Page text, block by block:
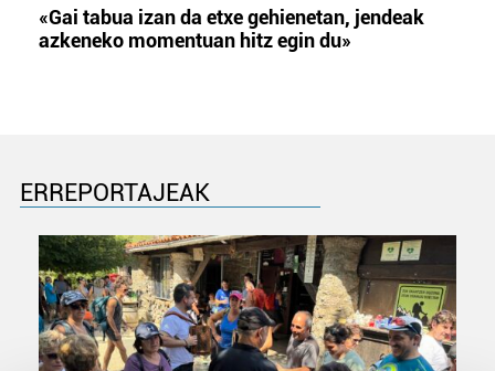
«Gai tabua izan da etxe gehienetan, jendeak
azkeneko momentuan hitz egin du»
ERREPORTAJEAK